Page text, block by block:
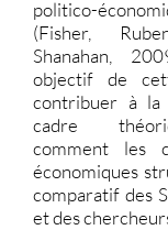
politico-
(Fisher,
Shanahan,
objectif de
contribuer à la
cadre
comment les
économiques
comparatif des
et des